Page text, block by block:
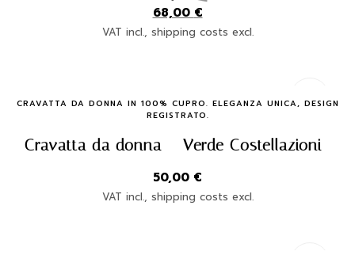
68,00 €
VAT incl., shipping costs excl.
Quick Buy
CRAVATTA DA DONNA IN 100% CUPRO. ELEGANZA UNICA, DESIGN
REGISTRATO.
Cravatta da donna – Verde Costellazioni
50,00 €
VAT incl., shipping costs excl.